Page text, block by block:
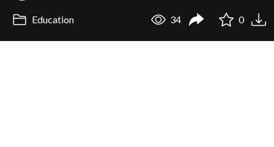
Education 34 0